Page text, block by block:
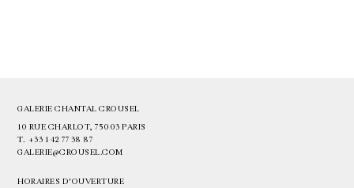
GALERIE CHANTAL CROUSEL
10 RUE CHARLOT, 75003 PARIS
T. +33 1 42 77 38 87
GALERIE@CROUSEL.COM
HORAIRES D'OUVERTURE